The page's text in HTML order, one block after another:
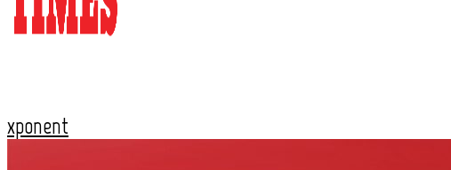
xponent